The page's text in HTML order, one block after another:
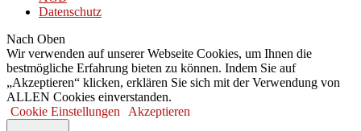
Datenschutz
Nach Oben
Wir verwenden auf unserer Webseite Cookies, um Ihnen die
bestmögliche Erfahrung bieten zu können. Indem Sie auf
„Akzeptieren“ klicken, erklären Sie sich mit der Verwendung von
ALLEN Cookies einverstanden.
Cookie Einstellungen
Akzeptieren